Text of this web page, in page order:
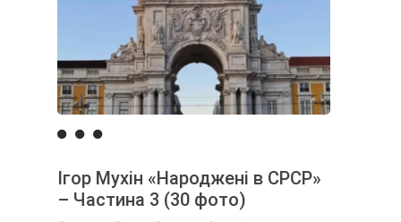
Ігор Мухін «Народжені в СРСР»
– Частина 3 (30 фото)